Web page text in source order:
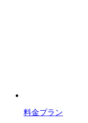
料金プラン